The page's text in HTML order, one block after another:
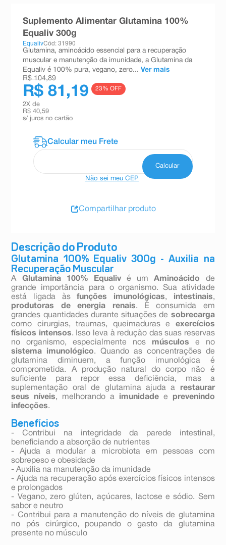
Descrição do Produto
Glutamina 100% Equaliv 300g - Auxilia na
Recuperação Muscular
A Glutamina 100% Equalivé umAminoácido
de
grande importância para o organismo. Sua atividade
está ligada àsfunções imunológicas, intestinais,
produtoras de energia renais. É consumida em
grandes quantidades durante situações de sobrecarga
como cirurgias, traumas, queimaduras e exercícios
físicos intensos. Isso leva à redução das suas reservas
no organismo, especialmente nos músculos e no
sistema imunológico. Quando as concentrações de
glutamina diminuem, a função imunológica é
comprometida. A produção natural do corpo não é
suficiente para repor essa deficiência, mas a
suplementação oral de glutamina ajuda a restaurar
seus níveis, melhorando a imunidadee prevenindo
infecções.
Benefícios
- Contribui na integridade da parede intestinal,
beneficiando a absorção de nutrientes
- Ajuda a modular a microbiota em pessoas com
sobrepeso e obesidade
- Auxilia na manutenção da imunidade
- Ajuda na recuperação após exercícios físicos intensos
e prolongados
- Vegano, zero glúten, açúcares, lactose e sódio. Sem
sabor e neutro
- Contribui para a manutenção do níveis de glutamina
no pós cirúrgico, poupando o gasto da glutamina
presente no músculo
Suplemento Alimentar Glutamina 100%
Equaliv 300g
EqualivCód: 31990
Glutamina, aminoácido essencial para a recuperação
muscular e manutenção da imunidade, a Glutamina da
Equaliv é 100% pura, vegano, zero... Ver mais
R$ 104,89
R$ 81,19 23% OFF
2X de
R$ 40,59
s/ juros no cartão
Não sei meu CEP
Compartilhar produto
absorvente
ºshampoo